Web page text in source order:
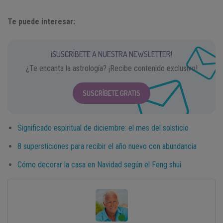
Te puede interesar:
¡SUSCRÍBETE A NUESTRA NEWSLETTER!
¿Te encanta la astrología? ¡Recibe contenido exclusivo!
SUSCRÍBETE GRATIS
Significado espiritual de diciembre: el mes del solsticio
8 supersticiones para recibir el año nuevo con abundancia
Cómo decorar la casa en Navidad según el Feng shui